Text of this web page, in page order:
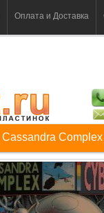
Оплата и Доставка
Cassandra